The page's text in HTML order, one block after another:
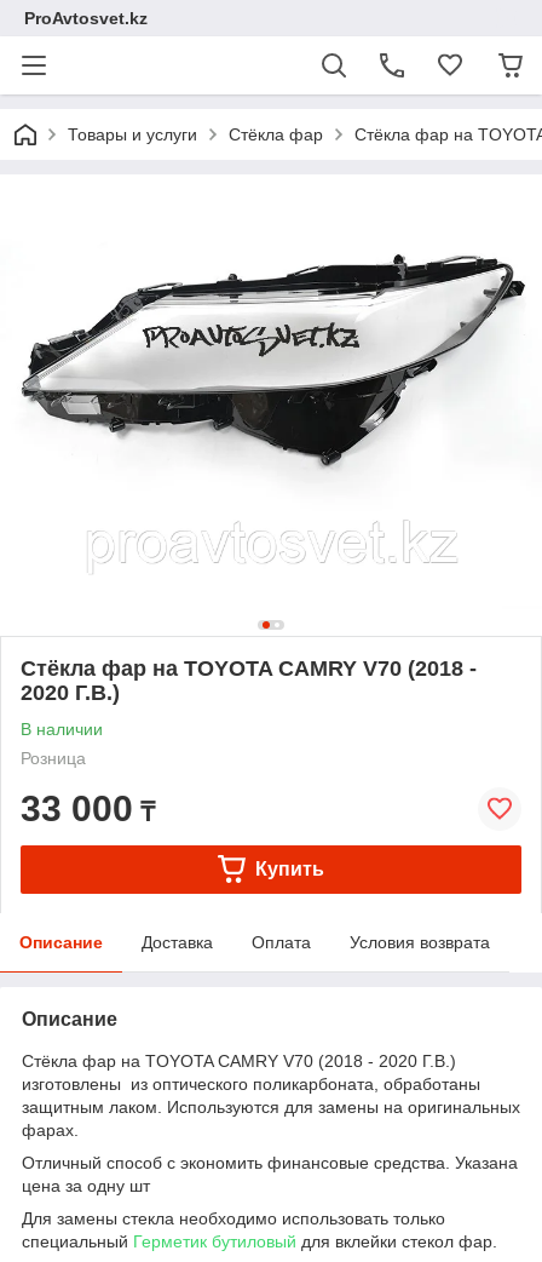
ProAvtosvet.kz
Товары и услуги Стёкла фар Стёкла фар на
Стёкла фар на TOYOTA CAMRY V70 (2018 -
2020 Г.В.)
В наличии
Розница
33 000 ₸
Купить
Описание Доставка Оплата Условия возврата
Описание
Стёкла фар на TOYOTA CAMRY V70 (2018 - 2020 Г.В.)
изготовлены из оптического поликарбоната, обработаны
защитным лаком. Используются для замены на оригинальных
фарах.
Отличный способ с экономить финансовые средства. Указана
цена за одну шт
Для замены стекла необходимо использовать только
специальный Герметик бутиловый для вклейки стекол фар.